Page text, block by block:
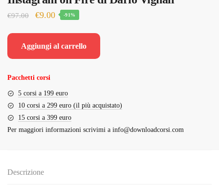
€97.00
Il
originale
€9.00Il
-91%
Aggiungi al carrello
Pacchetti corsi
5 corsi a 199 euro
10 corsi a 299 euro (il più acquistato)
15 corsi a 399 euro
Per maggiori informazioni scrivimi a info@downloadcorsi.com
Descrizione